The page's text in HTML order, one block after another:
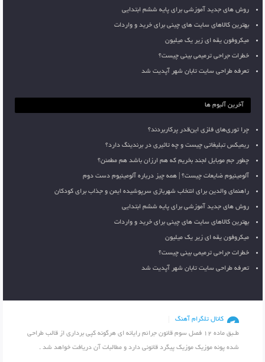
روش های جدید آموزشی برای پایه ششم ابتدایی
بهترین کالاهای سایت های چینی برای خرید و واردات
میکروفون یقه ای زیر یک میلیون
خطرات جراحی ترمیمی بینی چیست؟
تعرفه طراحی سایت تابان شهر آپدیت شد
آخرین آلبوم ها
چرا توری‌های فلزی این‌قدر پرکاربردند؟
ریمیکس تبلیغاتی چیست و چه تاثیری در برندینگ دارد؟
چطور جم موبایل لجند بخریم که هم ارزان باشد هم مطمئن؟
آلومینیوم ضایعات چیست؟ | همه چیز درباره آلومینیوم دست دوم
راهنمای والدین برای انتخاب شهربازی سرپوشیده ایمن و جذاب برای کودکان
روش های جدید آموزشی برای پایه ششم ابتدایی
بهترین کالاهای سایت های چینی برای خرید و واردات
میکروفون یقه ای زیر یک میلیون
خطرات جراحی ترمیمی بینی چیست؟
تعرفه طراحی سایت تابان شهر آپدیت شد
کانال تلگرام آهنگ
طـبق ماده 12 فصل سوم قانون جرائم رایانه ای هرگونه کپی برداری از قالب طراحی
شده پونه موزیک موزیک پیگرد قانونی دارد و مطالبات آن دریافت خواهد شد .